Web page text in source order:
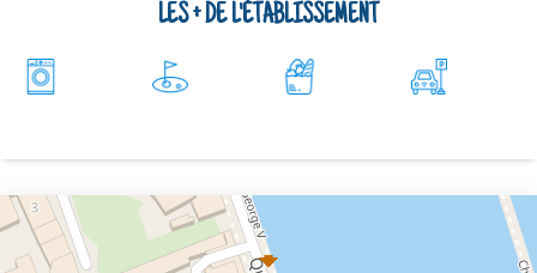
LES + DE L'ÉTABLISSEMENT